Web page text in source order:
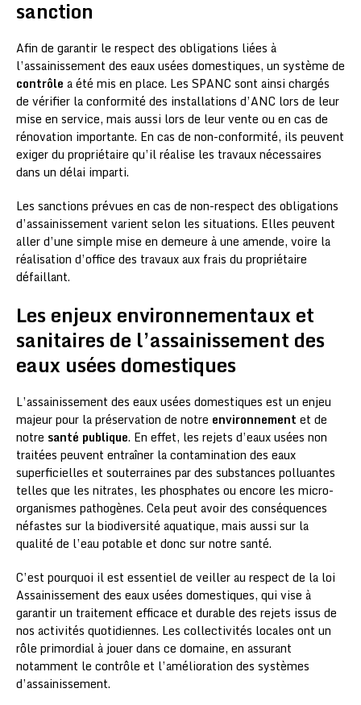
sanction
Afin de garantir le respect des obligations liées à
l’assainissement des eaux usées domestiques, un système de
contrôle a été mis en place. Les SPANC sont ainsi chargés
de vérifier la conformité des installations d’ANC lors de leur
mise en service, mais aussi lors de leur vente ou en cas de
rénovation importante. En cas de non-conformité, ils peuvent
exiger du propriétaire qu’il réalise les travaux nécessaires
dans un délai imparti.
Les sanctions prévues en cas de non-respect des obligations
d’assainissement varient selon les situations. Elles peuvent
aller d’une simple mise en demeure à une amende, voire la
réalisation d’office des travaux aux frais du propriétaire
défaillant.
Les enjeux environnementaux et
sanitaires de l’assainissement des
eaux usées domestiques
L’assainissement des eaux usées domestiques est un enjeu
majeur pour la préservation de notre environnement et de
notre santé publique. En effet, les rejets d’eaux usées non
traitées peuvent entraîner la contamination des eaux
superficielles et souterraines par des substances polluantes
telles que les nitrates, les phosphates ou encore les micro-
organismes pathogènes. Cela peut avoir des conséquences
néfastes sur la biodiversité aquatique, mais aussi sur la
qualité de l’eau potable et donc sur notre santé.
C’est pourquoi il est essentiel de veiller au respect de la loi
Assainissement des eaux usées domestiques, qui vise à
garantir un traitement efficace et durable des rejets issus de
nos activités quotidiennes. Les collectivités locales ont un
rôle primordial à jouer dans ce domaine, en assurant
notamment le contrôle et l’amélioration des systèmes
d’assainissement.